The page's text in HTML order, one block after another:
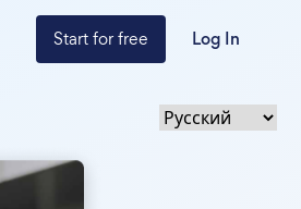
Start for free Log In